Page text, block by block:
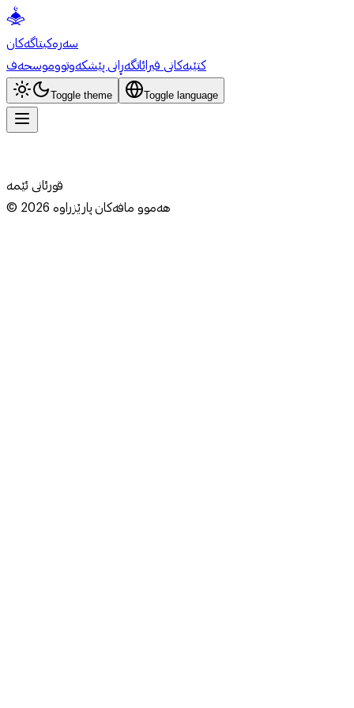
سەرەکیتاگەکان
کتێبەکانی قیرائاتگەڕانی پێشکەوتووموسحەف
Toggle theme Toggle language
قورئانی ئێمە
© 2026هەموو مافەکان پارێزراوە